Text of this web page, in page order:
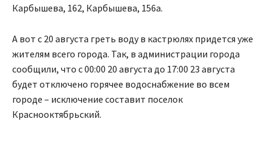
Карбышева, 162, Карбышева, 156а.
А вот с 20 августа греть воду в кастрюлях придется уже
жителям всего города. Так, в администрации города
сообщили, что с 00:00 20 августа до 17:00 23 августа
будет отключено горячее водоснабжение во всем
городе – исключение составит поселок
Краснооктябрьский.